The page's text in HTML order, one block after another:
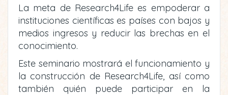
La meta de Research4Life es empoderar a
instituciones científicas es países con bajos y
medios ingresos y reducir las brechas en el
conocimiento.
Este seminario mostrará el funcionamiento y
la construcción de Research4Life, así como
también quién puede participar en la